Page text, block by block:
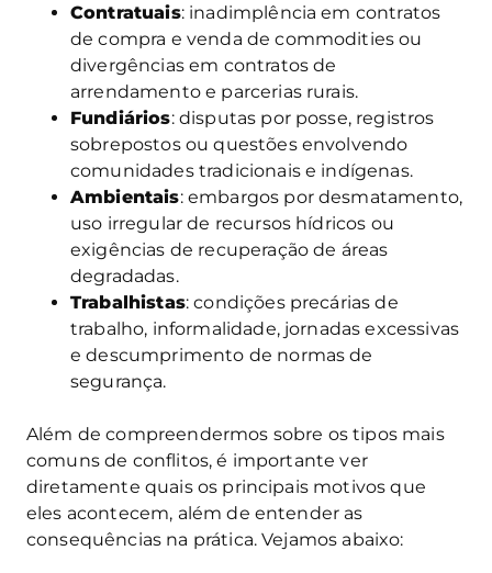
Contratuais: inadimplência em contratos
de compra e venda de commodities ou
divergências em contratos de
arrendamento e parcerias rurais.
Fundiários: disputas por posse, registros
sobrepostos ou questões envolvendo
comunidades tradicionais e indígenas.
Ambientais: embargos por desmatamento,
uso irregular de recursos hídricos ou
exigências de recuperação de áreas
degradadas.
Trabalhistas: condições precárias de
trabalho, informalidade, jornadas excessivas
e descumprimento de normas de
segurança.
Além de compreendermos sobre os tipos mais
comuns de conflitos, é importante ver
diretamente quais os principais motivos que
eles acontecem, além de entender as
consequências na prática. Vejamos abaixo: